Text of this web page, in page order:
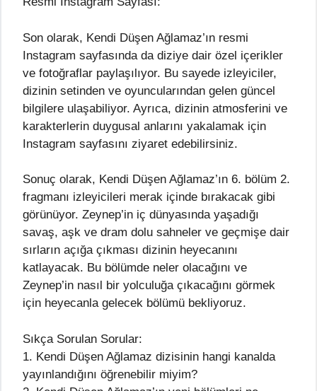
Son olarak, Kendi Düşen Ağlamaz’ın resmi
Instagram sayfasında da diziye dair özel içerikler
ve fotoğraflar paylaşılıyor. Bu sayede izleyiciler,
dizinin setinden ve oyuncularından gelen güncel
bilgilere ulaşabiliyor. Ayrıca, dizinin atmosferini ve
karakterlerin duygusal anlarını yakalamak için
Instagram sayfasını ziyaret edebilirsiniz.
Sonuç olarak, Kendi Düşen Ağlamaz’ın 6. bölüm 2.
fragmanı izleyicileri merak içinde bırakacak gibi
görünüyor. Zeynep’in iç dünyasında yaşadığı
savaş, aşk ve dram dolu sahneler ve geçmişe dair
sırların açığa çıkması dizinin heyecanını
katlayacak. Bu bölümde neler olacağını ve
Zeynep’in nasıl bir yolculuğa çıkacağını görmek
için heyecanla gelecek bölümü bekliyoruz.
Sıkça Sorulan Sorular:
1. Kendi Düşen Ağlamaz dizisinin hangi kanalda
yayınlandığını öğrenebilir miyim?